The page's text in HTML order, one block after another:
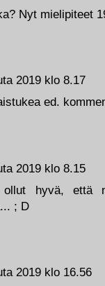
2019 klo 16.56
2019 klo 8.15
ollut hyvä, että
; D
2019 klo 8.17
ed.
Nyt mielipiteet